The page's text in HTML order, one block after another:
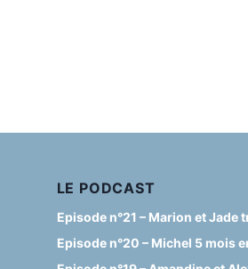
LE PODCAST
Episode n°21 – Marion et
Episode n°20 – Michel 5 mois